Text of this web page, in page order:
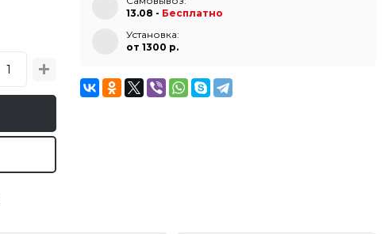
13.08 - Бесплатно
Установка:
от 1300 p.